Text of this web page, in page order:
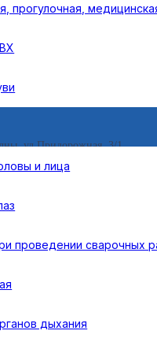
ул Придорожная, 3/1
прогулочная,
и лица
проведении сварочных
дыхания